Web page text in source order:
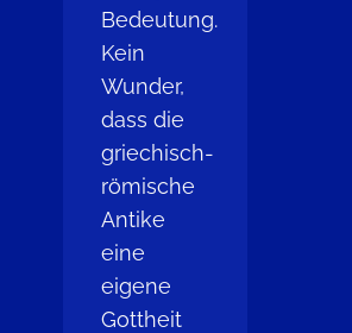
Bedeutung.
Kein
Wunder,
dass die
griechisch-
römische
Antike
eine
eigene
Gottheit